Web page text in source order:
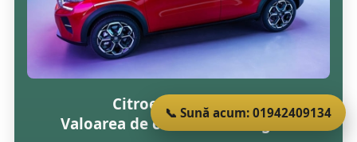
Citroen c3 vtr 16v
Valoarea de casare în Adlington
📞 Sună acum: 01942409134